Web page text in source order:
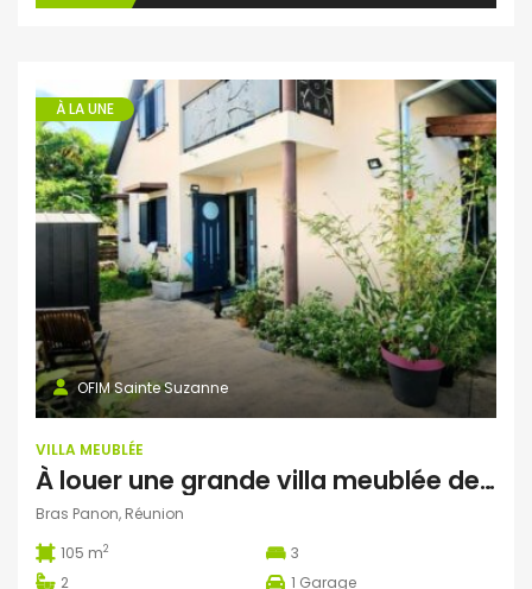
À LA UNE
OFIM Sainte Suzanne
VILLA MEUBLÉE
À louer une grande villa meublée de 105 m² avec garage à Bras-Panon Réunion
Bras Panon, Réunion
105 m2
3
2
1 Garage